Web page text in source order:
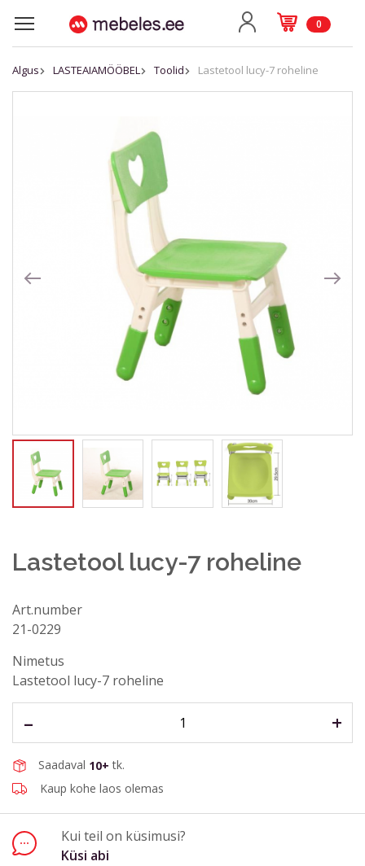
0
Algus LASTEAIAMÖÖBEL Toolid Lastetool lucy-7 roheline
Lastetool lucy-7 roheline
Art.number
21-0229
Nimetus
Lastetool lucy-7 roheline
– +
Saadaval 10+ tk.
Kaup kohe laos olemas
Kui teil on küsimusi?
Küsi abi